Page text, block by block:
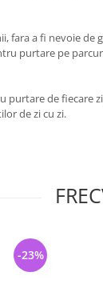
fara a fi nevoie de
purtare pe
purtare de fiecare
de zi cu zi.
-23%